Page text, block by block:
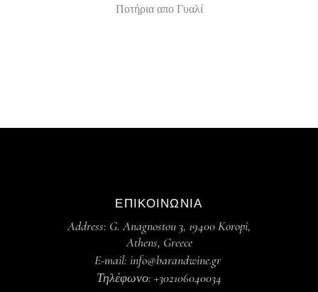
Ποτήρια απο Γυαλί
ΕΠΙΚΟΙΝΩΝΙΑ
Address: G. Anagnostou 3, 19400 Koropi,
Athens, Greece
E-mail: info@barandwine.gr
Τηλέφωνο: +302106040034